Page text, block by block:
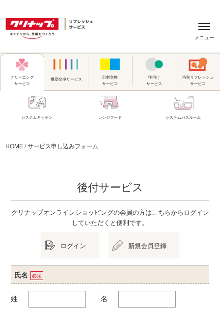
クリーニング
サービス
機器交換サービス
部材交換
サービス
後付け
サービス
浴室リフレッシュ
サービス
システムキッチン レンジフード システムバスルーム
HOME / サービス申し込みフォーム
後付サービス
クリナップオンラインショッピングの会員の方はこちらからログイン
していただくと便利です。
ログイン 新規会員登録
氏名 必須
姓 名
メニュー